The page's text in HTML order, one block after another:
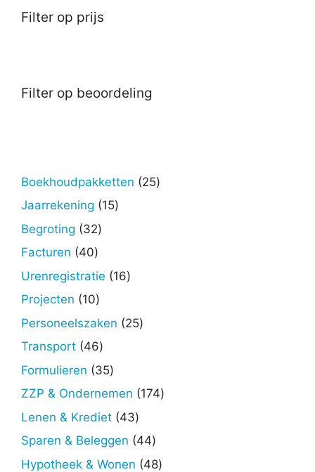
Filter op prijs
Filter op beoordeling
Boekhoudpakketten 2525
Jaarrekening 1515
Begroting 3232
Facturen 4040
producten
Urenregistratie 1616
Projecten 1010
producten
Personeelszaken 2525
Transport 4646
producten
Formulieren 3535
producten
ZZP & Ondernemen 174174
Lenen & Krediet 4343
producten
Sparen & Beleggen 4444
producten
Hypotheek & Wonen 4848